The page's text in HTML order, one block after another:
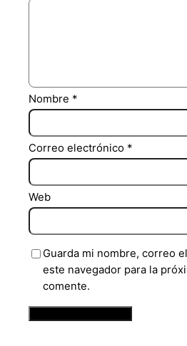
Nombre *
Correo electrónico *
Web
Guarda mi nombre, correo
este navegador para la
comente.